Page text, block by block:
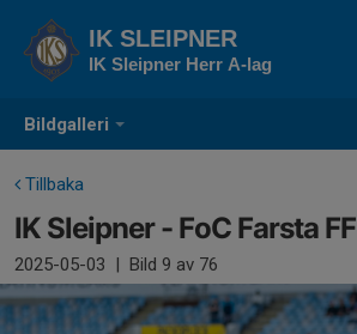
Bildgalleri
IK SLEIPNER
IK Sleipner Herr A-lag
Tillbaka
IK Sleipner - FoC Farsta FF
2025-05-03 | Bild 9 av 76